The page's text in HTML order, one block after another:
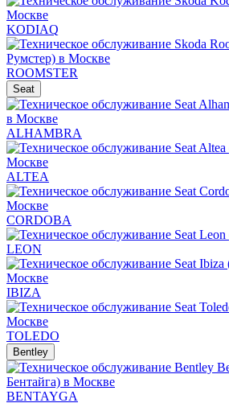
KODIAQ
ROOMSTER
Seat
ALHAMBRA
ALTEA
CORDOBA
LEON
IBIZA
TOLEDO
Bentley
BENTAYGA